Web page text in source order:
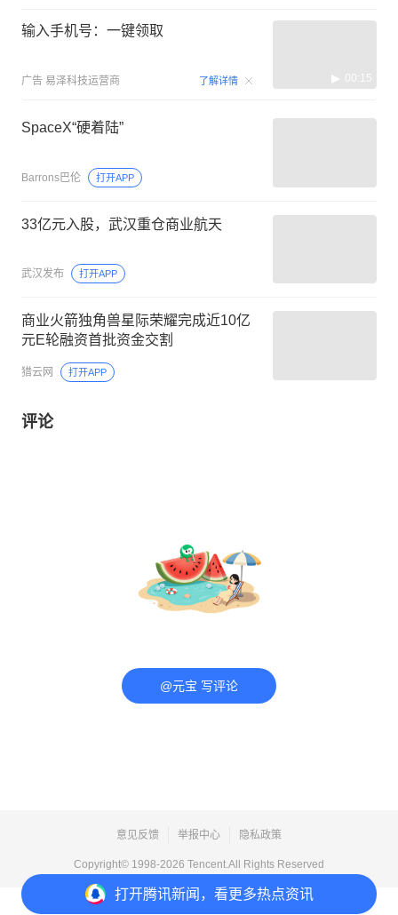
打开腾讯新闻，看更多热点资讯
输入手机号：一键领取
广告 易泽科技运营商 了解详情 00:15
SpaceX“硬着陆”
Barrons巴伦 打开APP
33亿元入股，武汉重仓商业航天
武汉发布 打开APP
商业火箭独角兽星际荣耀完成近10亿
元E轮融资首批资金交割
猎云网 打开APP
评论
@元宝 写评论
意见反馈 举报中心 隐私政策
Copyright© 1998-2026 Tencent.All Rights Reserved